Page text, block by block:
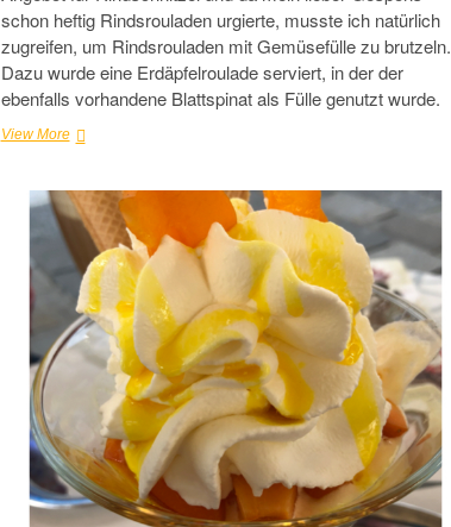
schon heftig Rindsrouladen urgierte, musste ich natürlich
zugreifen, um Rindsrouladen mit Gemüsefülle zu brutzeln.
Dazu wurde eine Erdäpfelroulade serviert, in der der
ebenfalls vorhandene Blattspinat als Fülle genutzt wurde.
View MoreRindsrouladen
und
Erdäpfelroulade